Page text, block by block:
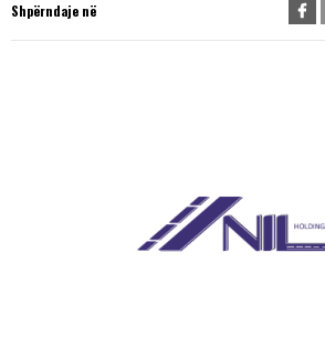
Shpërndaje në